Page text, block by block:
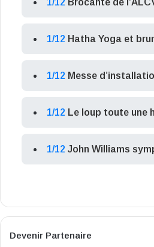
1/12 Brocante de
1/12 Hatha Yoga et
1/12 Messe
1/12 Le loup toute une
1/12 John Williams
Devenir Partenaire